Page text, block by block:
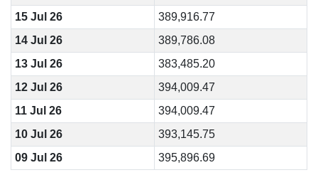
15 Jul 26
389,916.77
14 Jul 26
389,786.08
13 Jul 26
383,485.20
12 Jul 26
394,009.47
11 Jul 26
394,009.47
10 Jul 26
393,145.75
09 Jul 26
395,896.69